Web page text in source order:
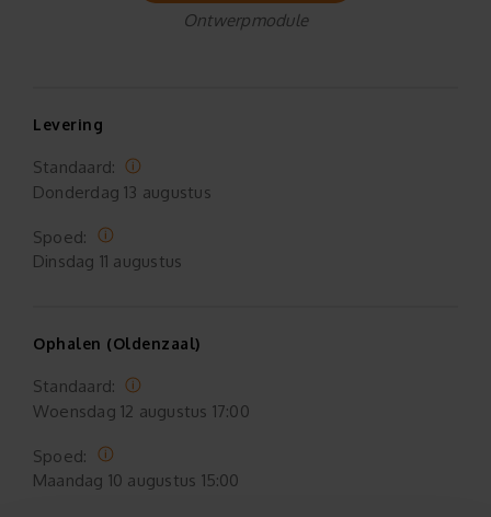
Ontwerpmodule
Levering
Standaard:
Donderdag 13 augustus
Spoed:
Dinsdag 11 augustus
Ophalen (Oldenzaal)
Standaard:
Woensdag 12 augustus 17:00
Spoed:
Maandag 10 augustus 15:00